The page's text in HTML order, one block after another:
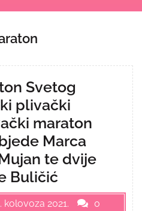
Svetog
plivački
maraton
Marca
te dvije
Buličić
kolovoza 2021.
0